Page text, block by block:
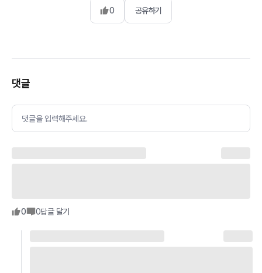
0 공유하기
댓글
댓글을 입력해주세요.
0 0답글 달기